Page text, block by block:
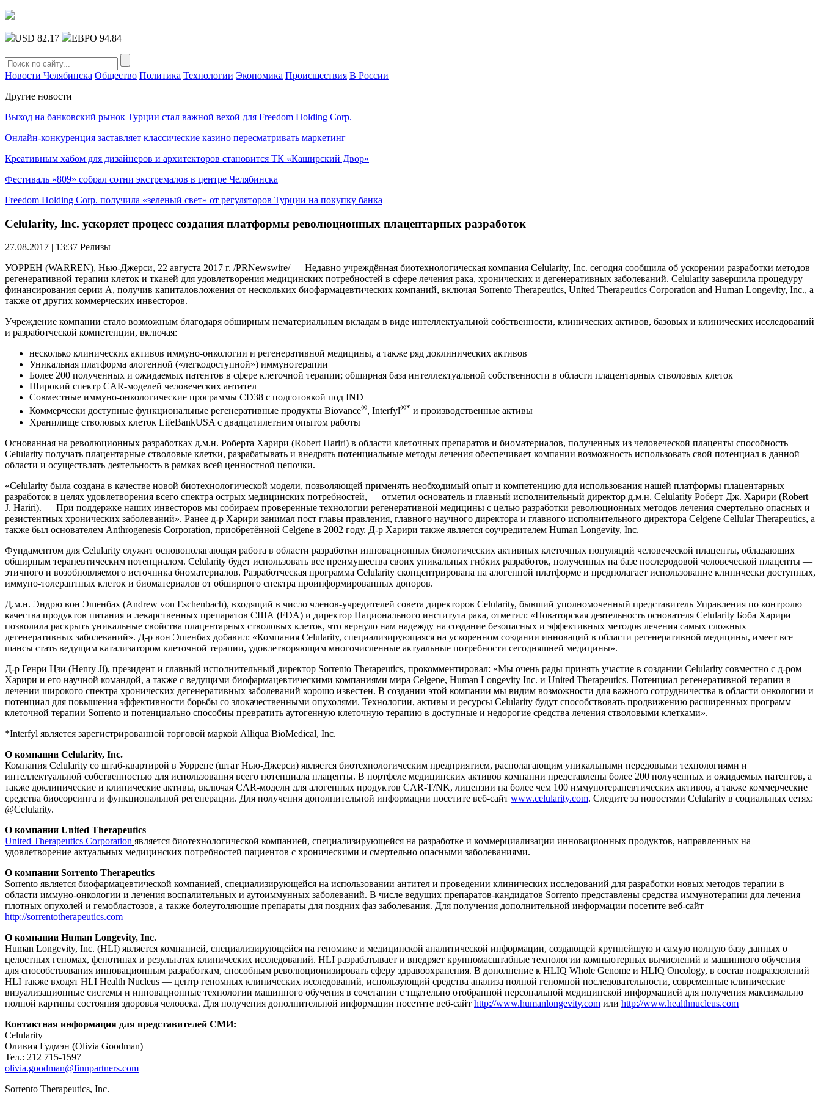
USD 82.17 ЕВРО 94.84
Новости Челябинска Общество Политика Технологии Экономика Происшествия В России
Другие новости
Выход на банковский рынок Турции стал важной вехой для Freedom Holding Corp.
Онлайн-конкуренция заставляет классические казино пересматривать маркетинг
Креативным хабом для дизайнеров и архитекторов становится ТК «Каширский Двор»
Фестиваль «809» собрал сотни экстремалов в центре Челябинска
Freedom Holding Corp. получила «зеленый свет» от регуляторов Турции на покупку банка
Celularity, Inc. ускоряет процесс создания платформы революционных плацентарных разработок
27.08.2017 | 13:37 Релизы
УОРРЕН (WARREN), Нью-Джерси, 22 августа 2017 г. /PRNewswire/ — Недавно учреждённая биотехнологическая компания Celularity, Inc. сегодня сообщила об ускорении разработки методов
регенеративной терапии клеток и тканей для удовлетворения медицинских потребностей в сфере лечения рака, хронических и дегенеративных заболеваний. Celularity завершила процедуру
финансирования серии А, получив капиталовложения от нескольких биофармацевтических компаний, включая Sorrento Therapeutics, United Therapeutics Corporation and Human Longevity, Inc., а
также от других коммерческих инвесторов.
Учреждение компании стало возможным благодаря обширным нематериальным вкладам в виде интеллектуальной собственности, клинических активов, базовых и клинических исследований
и разработческой компетенции, включая:
несколько клинических активов иммуно-онкологии и регенеративной медицины, а также ряд доклинических активов
Уникальная платформа алогенной («легкодоступной») иммунотерапии
Более 200 полученных и ожидаемых патентов в сфере клеточной терапии; обширная база интеллектуальной собственности в области плацентарных стволовых клеток
Широкий спектр CAR-моделей человеческих антител
Совместные иммуно-онкологические программы CD38 с подготовкой под IND
Коммерчески доступные функциональные регенеративные продукты Biovance®, Interfyl®* и производственные активы
Хранилище стволовых клеток LifeBankUSA с двадцатилетним опытом работы
Основанная на революционных разработках д.м.н. Роберта Харири (Robert Hariri) в области клеточных препаратов и биоматериалов, полученных из человеческой плаценты способность
Celularity получать плацентарные стволовые клетки, разрабатывать и внедрять потенциальные методы лечения обеспечивает компании возможность использовать свой потенциал в данной
области и осуществлять деятельность в рамках всей ценностной цепочки.
«Celularity была создана в качестве новой биотехнологической модели, позволяющей применять необходимый опыт и компетенцию для использования нашей платформы плацентарных
разработок в целях удовлетворения всего спектра острых медицинских потребностей, — отметил основатель и главный исполнительный директор д.м.н. Celularity Роберт Дж. Харири (Robert
J. Hariri). — При поддержке наших инвесторов мы собираем проверенные технологии регенеративной медицины с целью разработки революционных методов лечения смертельно опасных и
резистентных хронических заболеваний». Ранее д-р Харири занимал пост главы правления, главного научного директора и главного исполнительного директора Celgene Cellular Therapeutics, а
также был основателем Anthrogenesis Corporation, приобретённой Celgene в 2002 году. Д-р Харири также является соучредителем Human Longevity, Inc.
Фундаментом для Celularity служит основополагающая работа в области разработки инновационных биологических активных клеточных популяций человеческой плаценты, обладающих
обширным терапевтическим потенциалом. Celularity будет использовать все преимущества своих уникальных гибких разработок, полученных на базе послеродовой человеческой плаценты —
этичного и возобновляемого источника биоматериалов. Разработческая программа Celularity сконцентрирована на алогенной платформе и предполагает использование клинически доступных,
иммуно-толерантных клеток и биоматериалов от обширного спектра проинформированных доноров.
Д.м.н. Эндрю вон Эшенбах (Andrew von Eschenbach), входящий в число членов-учредителей совета директоров Celularity, бывший уполномоченный представитель Управления по контролю
качества продуктов питания и лекарственных препаратов США (FDA) и директор Национального института рака, отметил: «Новаторская деятельность основателя Celularity Боба Харири
позволила раскрыть уникальные свойства плацентарных стволовых клеток, что вернуло нам надежду на создание безопасных и эффективных методов лечения самых сложных
дегенеративных заболеваний». Д-р вон Эшенбах добавил: «Компания Celularity, специализирующаяся на ускоренном создании инноваций в области регенеративной медицины, имеет все
шансы стать ведущим катализатором клеточной терапии, удовлетворяющим многочисленные актуальные потребности сегодняшней медицины».
Д-р Генри Цзи (Henry Ji), президент и главный исполнительный директор Sorrento Therapeutics, прокомментировал: «Мы очень рады принять участие в создании Celularity совместно с д-ром
Харири и его научной командой, а также с ведущими биофармацевтическими компаниями мира Celgene, Human Longevity Inc. и United Therapeutics. Потенциал регенеративной терапии в
лечении широкого спектра хронических дегенеративных заболеваний хорошо известен. В создании этой компании мы видим возможности для важного сотрудничества в области онкологии и
потенциал для повышения эффективности борьбы со злокачественными опухолями. Технологии, активы и ресурсы Celularity будут способствовать продвижению расширенных программ
клеточной терапии Sorrento и потенциально способны превратить аутогенную клеточную терапию в доступные и недорогие средства лечения стволовыми клетками».
*Interfyl является зарегистрированной торговой маркой Alliqua BioMedical, Inc.
О компании Celularity, Inc.
Компания Celularity со штаб-квартирой в Уоррене (штат Нью-Джерси) является биотехнологическим предприятием, располагающим уникальными передовыми технологиями и
интеллектуальной собственностью для использования всего потенциала плаценты. В портфеле медицинских активов компании представлены более 200 полученных и ожидаемых патентов, а
также доклинические и клинические активы, включая CAR-модели для алогенных продуктов CAR-T/NK, лицензии на более чем 100 иммунотерапевтических активов, а также коммерческие
средства биосорсинга и функциональной регенерации. Для получения дополнительной информации посетите веб-сайт www.celularity.com. Следите за новостями Celularity в социальных сетях:
@Celularity.
О компании United Therapeutics
United Therapeutics Corporation является биотехнологической компанией, специализирующейся на разработке и коммерциализации инновационных продуктов, направленных на
удовлетворение актуальных медицинских потребностей пациентов с хроническими и смертельно опасными заболеваниями.
О компании Sorrento Therapeutics
Sorrento является биофармацевтической компанией, специализирующейся на использовании антител и проведении клинических исследований для разработки новых методов терапии в
области иммуно-онкологии и лечения воспалительных и аутоиммунных заболеваний. В числе ведущих препаратов-кандидатов Sorrento представлены средства иммунотерапии для лечения
плотных опухолей и гемобластозов, а также болеутоляющие препараты для поздних фаз заболевания. Для получения дополнительной информации посетите веб-сайт
http://sorrentotherapeutics.com
О компании Human Longevity, Inc.
Human Longevity, Inc. (HLI) является компанией, специализирующейся на геномике и медицинской аналитической информации, создающей крупнейшую и самую полную базу данных о
целостных геномах, фенотипах и результатах клинических исследований. HLI разрабатывает и внедряет крупномасштабные технологии компьютерных вычислений и машинного обучения
для способствования инновационным разработкам, способным революционизировать сферу здравоохранения. В дополнение к HLIQ Whole Genome и HLIQ Oncology, в состав подразделений
HLI также входят HLI Health Nucleus — центр геномных клинических исследований, использующий средства анализа полной геномной последовательности, современные клинические
визуализационные системы и инновационные технологии машинного обучения в сочетании с тщательно отобранной персональной медицинской информацией для получения максимально
полной картины состояния здоровья человека. Для получения дополнительной информации посетите веб-сайт http://www.humanlongevity.com или http://www.healthnucleus.com
Контактная информация для представителей СМИ:
Celularity
Оливия Гудмэн (Olivia Goodman)
Тел.: 212 715-1597
olivia.goodman@finnpartners.com
Sorrento Therapeutics, Inc.